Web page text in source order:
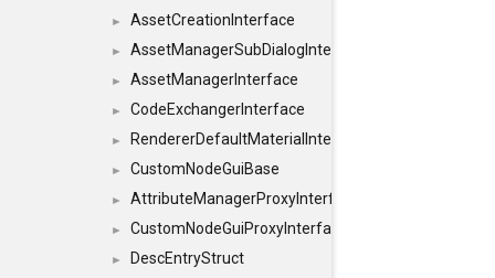
► AssetCreationInterface
► AssetManagerSubDialogInterface
► AssetManagerInterface
► CodeExchangerInterface
► RendererDefaultMaterialInterface
► CustomNodeGuiBase
► AttributeManagerProxyInterface
► CustomNodeGuiProxyInterface
► DescEntryStruct